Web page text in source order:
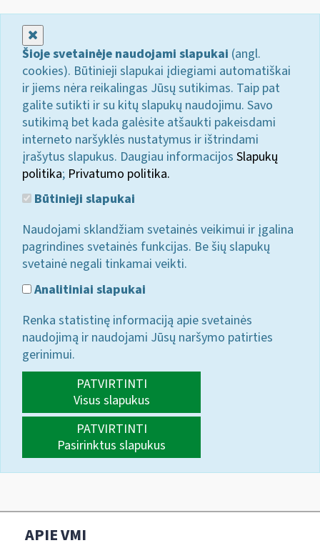
Šioje svetainėje naudojami slapukai (angl.
cookies). Būtinieji slapukai įdiegiami automatiškai
ir jiems nėra reikalingas Jūsų sutikimas. Taip pat
galite sutikti ir su kitų slapukų naudojimu. Savo
sutikimą bet kada galėsite atšaukti pakeisdami
interneto naršyklės nustatymus ir ištrindami
įrašytus slapukus. Daugiau informacijos Slapukų
politika; Privatumo politika.
Būtinieji slapukai
Naudojami sklandžiam svetainės veikimui ir įgalina
pagrindines svetainės funkcijas. Be šių slapukų
svetainė negali tinkamai veikti.
Analitiniai slapukai
Renka statistinę informaciją apie svetainės
naudojimą ir naudojami Jūsų naršymo patirties
gerinimui.
PATVIRTINTI
Visus slapukus
PATVIRTINTI
Pasirinktus slapukus
APIE VMI